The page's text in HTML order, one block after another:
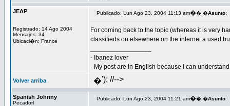
JEAP
Registrado: 14 Ago 2004
Mensajes: 34
Ubicaci�n: France
Publicado: Lun Ago 23, 2004 11:13 am�� �Asunto:
For coming back to the topic (whereas it is very
classifieds on elsewhere on the internet a used
- Ibanez lover
- My post are in English because I can
Volver arriba �'); //-->
Spanish Johnny
Pecadorl
Publicado: Lun Ago 23, 2004 11:21 am�� �Asunto: